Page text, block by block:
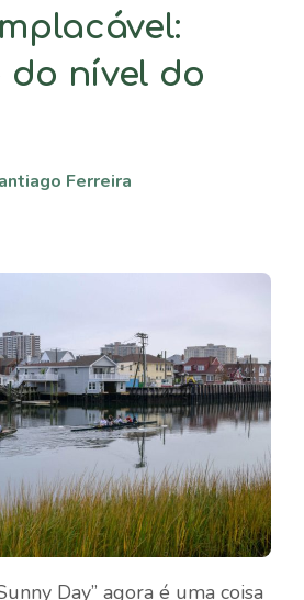
do nível do
Ferreira
Day” agora é uma coisa